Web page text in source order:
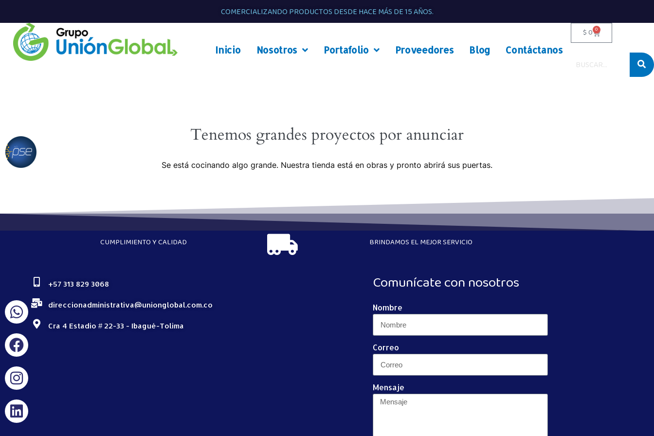
COMERCIALIZANDO PRODUCTOS DESDE HACE MÁS DE 15 AÑOS.
Inicio Nosotros Portafolio Proveedores Blog Contáctanos
$0 0
Tenemos grandes proyectos por anunciar
Se está cocinando algo grande. Nuestra tienda está en obras y pronto abrirá sus puertas.
CUMPLIMIENTO Y CALIDAD BRINDAMOS EL MEJOR SERVICIO
+57 313 829 3068
direccionadministrativa@unionglobal.com.co
Cra 4 Estadio # 22-33 - Ibagué-Tolima
Comunícate con nosotros
Nombre
Correo
Mensaje